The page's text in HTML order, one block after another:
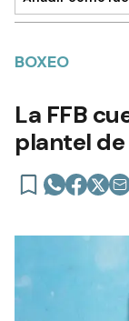
BOXEO
La FFB
plantel